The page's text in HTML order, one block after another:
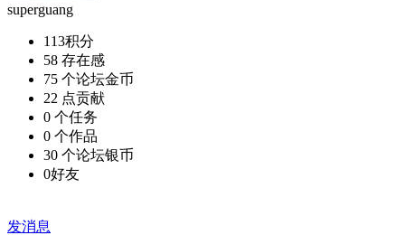
superguang
113积分
58 存在感
75 个论坛金币
22 点贡献
0 个任务
0 个作品
30 个论坛银币
0好友
发消息